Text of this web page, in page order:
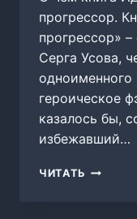
прогрессор.
прогрессор»
Серга Усова,
одноименного
героическое
казалось бы,
избежавший…
ЧИТАТЬ